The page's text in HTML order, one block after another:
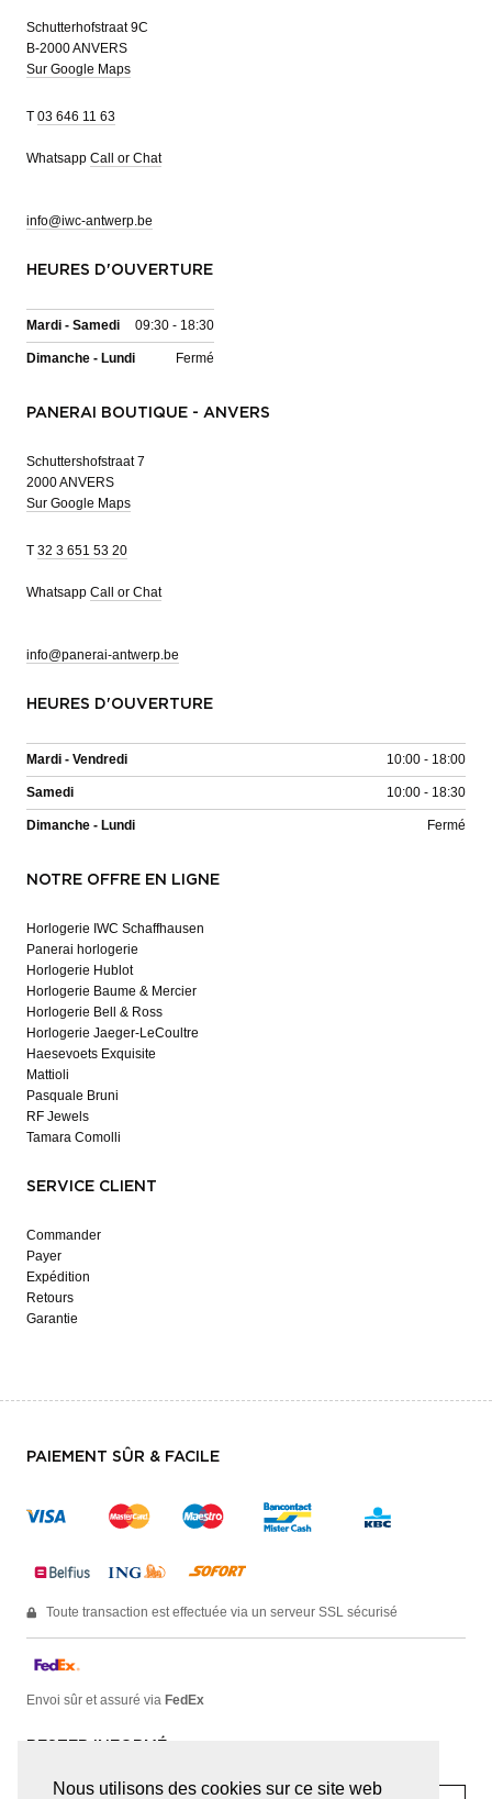
Nous utilisons des cookies sur ce site web
Schutterhofstraat 9C
B-2000 ANVERS
Sur Google Maps
T 03 646 11 63
Whatsapp Call or Chat
info@iwc-antwerp.be
HEURES D'OUVERTURE
Mardi - Samedi 09:30 - 18:30
Dimanche - Lundi Fermé
PANERAI BOUTIQUE - ANVERS
Schuttershofstraat 7
2000 ANVERS
Sur Google Maps
T 32 3 651 53 20
Whatsapp Call or Chat
info@panerai-antwerp.be
HEURES D'OUVERTURE
Mardi - Vendredi 10:00 - 18:00
Samedi 10:00 - 18:30
Dimanche - Lundi Fermé
NOTRE OFFRE EN LIGNE
Horlogerie IWC Schaffhausen
Panerai horlogerie
Horlogerie Hublot
Horlogerie Baume & Mercier
Horlogerie Bell & Ross
Horlogerie Jaeger-LeCoultre
Haesevoets Exquisite
Mattioli
Pasquale Bruni
RF Jewels
Tamara Comolli
SERVICE CLIENT
Commander
Payer
Expédition
Retours
Garantie
PAIEMENT SÛR & FACILE
Toute transaction est effectuée via un serveur SSL sécurisé
Envoi sûr et assuré via FedEx
RESTER INFORMÉ